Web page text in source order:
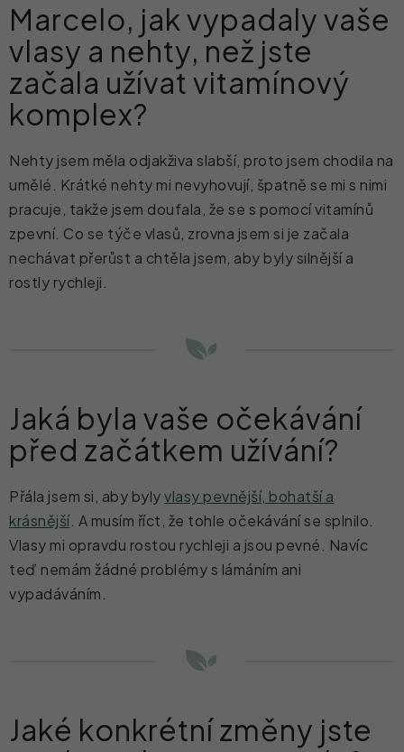
Marcelo, jak vypadaly vaše
vlasy a nehty, než jste
začala užívat vitamínový
komplex?
Nehty jsem měla odjakživa slabší, proto jsem chodila na
umělé. Krátké nehty mi nevyhovují, špatně se mi s nimi
pracuje, takže jsem doufala, že se s pomocí vitamínů
zpevní. Co se týče vlasů, zrovna jsem si je začala
nechávat přerůst a chtěla jsem, aby byly silnější a
rostly rychleji.
Jaká byla vaše očekávání
před začátkem užívání?
Přála jsem si, aby bylyvlasy pevnější, bohatší a
krásnější. A musím říct, že tohle očekávání se splnilo.
Vlasy mi opravdu rostou rychleji a jsou pevné. Navíc
teď nemám žádné problémy s lámáním ani
vypadáváním.
Jaké konkrétní změny jste